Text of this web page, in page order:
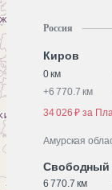
Россия
Киров
0 км
+6 770.7 км
34 026 ₽ за
Амурская
Свободный
6 770.7 км